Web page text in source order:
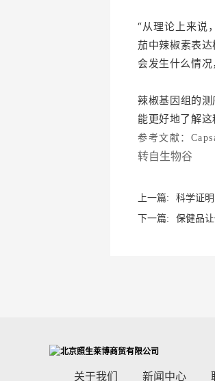
“从理论上来说
茄中辣椒素表
会发生什么情
辣椒基因组的
能更好地了解
参考文献：
转自生物谷
上一篇:
科学证
下一篇:
保健品
关于我们 新闻中心